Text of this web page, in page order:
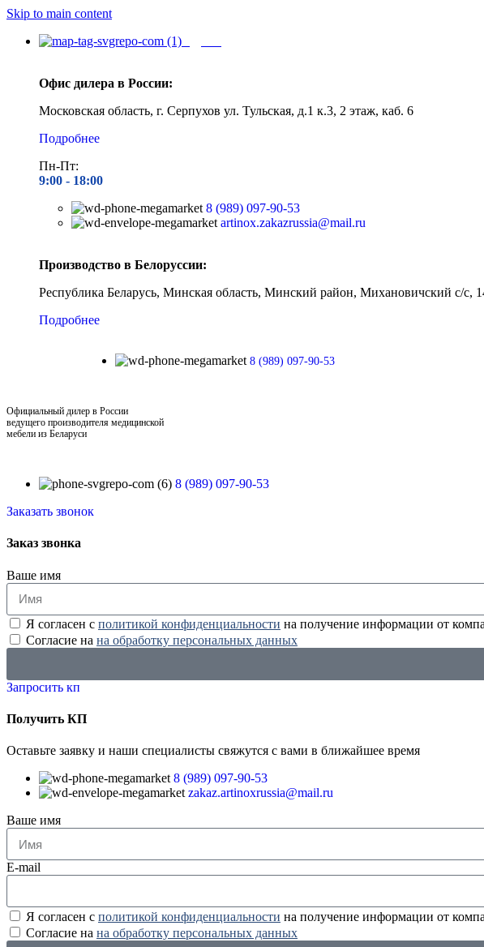
Skip to main content
Офис дилера в России:
Московская область, г. Серпухов ул. Тульская, д.1 к.3, 2 этаж, каб. 6
Подробнее
Пн-Пт:
9:00 - 18:00
8 (989) 097-90-53
artinox.zakazrussia@mail.ru
Производство в Белоруссии:
Республика Беларусь, Минская область, Минский район, Михановичский с/с,
Подробнее
8 (989) 097-90-53
Официальный дилер в России
ведущего производителя медицинской
мебели из Беларуси
8 (989) 097-90-53
Заказать звонок
Заказ звонка
Ваше имя
Я согласен с политикой конфиденциальности на получение информации от
Согласие на на обработку персональных данных
Запросить кп
Получить КП
Оставьте заявку и наши специалисты свяжутся с вами в ближайшее время
8 (989) 097-90-53
zakaz.artinoxrussia@mail.ru
Ваше имя
E-mail
Я согласен с политикой конфиденциальности на получение информации от
Согласие на на обработку персональных данных